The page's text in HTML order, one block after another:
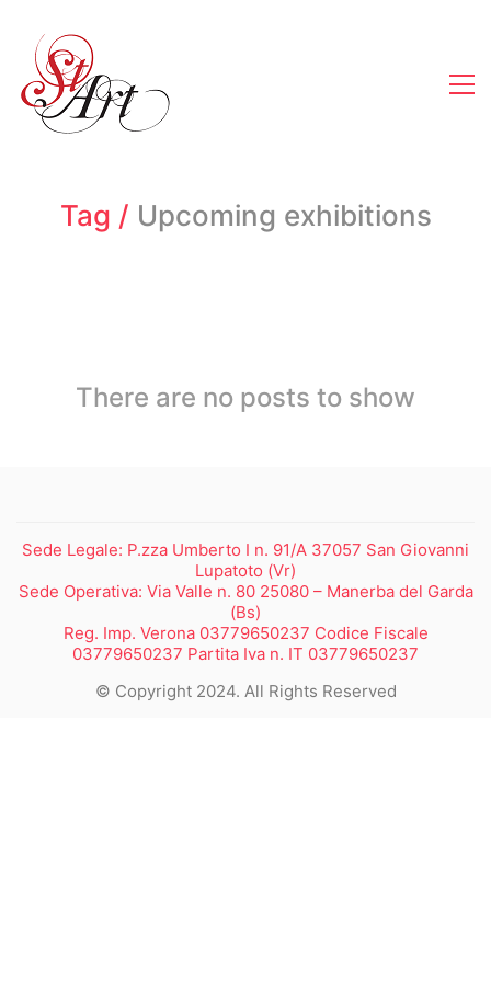
Tag / Upcoming exhibitions
There are no posts to show
Sede Legale: P.zza Umberto I n. 91/A 37057 San Giovanni
Lupatoto (Vr)
Sede Operativa: Via Valle n. 80 25080 – Manerba del Garda
(Bs)
Reg. Imp. Verona 03779650237 Codice Fiscale
03779650237 Partita Iva n. IT 03779650237
© Copyright 2024. All Rights Reserved